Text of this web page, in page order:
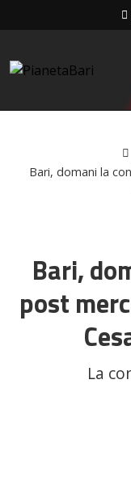
Bari, domani la
Bari,
post
La